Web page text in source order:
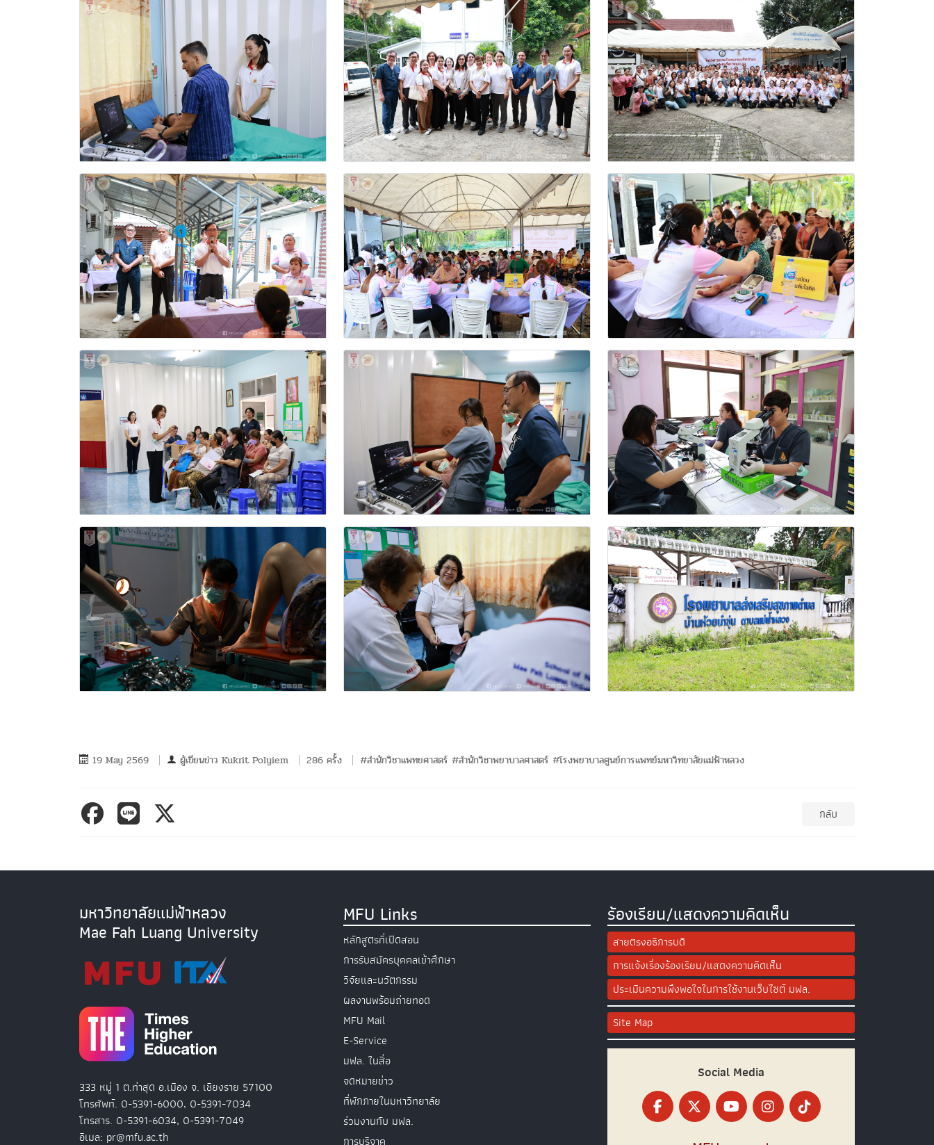
19 May 2569 ผู้เขียนข่าว Kukrit Polyiem 286 ครั้ง #สำนักวิชาแพทยศาสตร์ #สำนักวิชาพยาบาลศาสตร์ #โรงพยาบาลศูนย์การแพทย์มหาวิทยาลัยแม่ฟ้าหลวง
กลับ
มหาวิทยาลัยแม่ฟ้าหลวง
Mae Fah Luang University
333 หมู่ 1 ต.ท่าสุด อ.เมือง จ. เชียงราย 57100
โทรศัพท์. 0-5391-6000, 0-5391-7034
โทรสาร. 0-5391-6034, 0-5391-7049
อีเมล: pr@mfu.ac.th
MFU Links
หลักสูตรที่เปิดสอน
การรับสมัครบุคคลเข้าศึกษา
วิจัยและนวัตกรรม
ผลงานพร้อมถ่ายทอด
MFU Mail
E-Service
มฟล. ในสื่อ
จดหมายข่าว
ที่พักภายในมหาวิทยาลัย
ร่วมงานกับ มฟล.
การบริจาค
ร้องเรียน/แสดงความคิดเห็น
สายตรงอธิการบดี
การแจ้งเรื่องร้องเรียน/แสดงความคิดเห็น
ประเมินความพึงพอใจในการใช้งานเว็บไซต์ มฟล.
Site Map
Social Media